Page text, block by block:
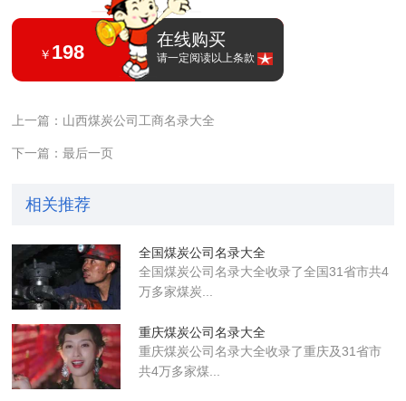
￥ 198
在线购买
请一定阅读以上条款
上一篇：山西煤炭公司工商名录大全
下一篇：最后一页
相关推荐
全国煤炭公司名录大全
全国煤炭公司名录大全收录了全国31省市共4
万多家煤炭...
重庆煤炭公司名录大全
重庆煤炭公司名录大全收录了重庆及31省市
共4万多家煤...